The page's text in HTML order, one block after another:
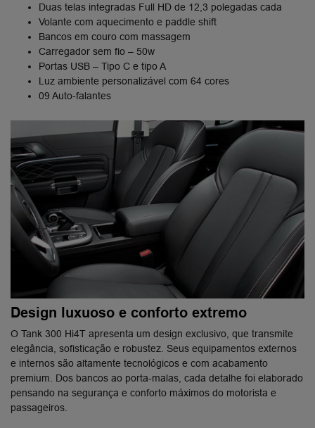
Duas telas integradas Full HD de 12,3 polegadas cada
Volante com aquecimento e paddle shift
Bancos em couro com massagem​
Carregador sem fio – 50w​
Portas USB – Tipo C e tipo A​
Luz ambiente personalizável com 64 cores
09 Auto-falantes
Design luxuoso e conforto extremo
O Tank 300 Hi4T apresenta um design exclusivo, que transmite
elegância, sofisticação e robustez. Seus equipamentos externos
e internos são altamente tecnológicos e com acabamento
premium. Dos bancos ao porta-malas, cada detalhe foi elaborado
pensando na segurança e conforto máximos do motorista e
passageiros.